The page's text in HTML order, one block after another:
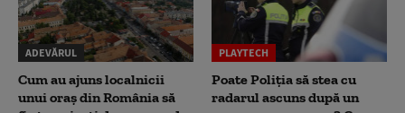
ADEVĂRUL
Cum au ajuns localnicii
unui oraș din România să
PLAYTECH
Poate Poliția să stea cu
radarul ascuns după un